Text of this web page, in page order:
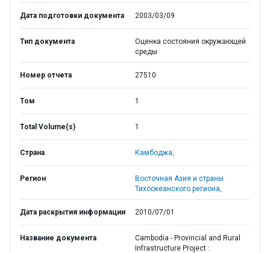
Дата подготовки документа 2003/03/09
Тип документа
Оценка состояния окружающей
среды
Номер отчета 27510
Том 1
Total Volume(s) 1
Страна Камбоджа,
Регион
Восточная Азия и страны
Тихоокеанского региона,
Дата раскрытия информации 2010/07/01
Название документа
Cambodia - Provincial and Rural
Infrastructure Project :